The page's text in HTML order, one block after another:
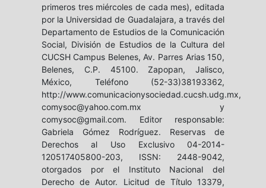
primeros tres miércoles de cada mes), editada
por la Universidad de Guadalajara, a través del
Departamento de Estudios de la Comunicación
Social, División de Estudios de la Cultura del
CUCSH Campus Belenes, Av. Parres Arias 150,
Belenes, C.P. 45100. Zapopan, Jalisco,
México, Teléfono (52-33)38193362,
http://www.comunicacionysociedad.cucsh.udg.mx,
comysoc@yahoo.com.mx y
comysoc@gmail.com. Editor responsable:
Gabriela Gómez Rodríguez. Reservas de
Derechos al Uso Exclusivo 04-2014-
120517405800-203, ISSN: 2448-9042,
otorgados por el Instituto Nacional del
Derecho de Autor. Licitud de Título 13379,